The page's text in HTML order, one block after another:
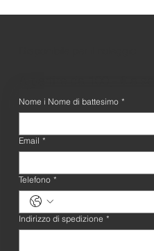
Nome i Nome di battesimo *
Email *
Telefono *
Indirizzo di spedizione *